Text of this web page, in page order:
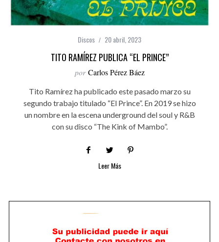
Discos 20 abril, 2023
TITO RAMÍREZ PUBLICA “EL PRINCE”
por Carlos Pérez Báez
Tito Ramírez ha publicado este pasado marzo su
segundo trabajo titulado “El Prince”. En 2019 se hizo
un nombre en la escena underground del soul y R&B
con su disco “The Kink of Mambo”.
Leer Más